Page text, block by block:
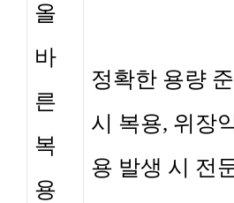
올
바
른
복
용
정확한 용량
시 복용, 위장
용 발생 시 전